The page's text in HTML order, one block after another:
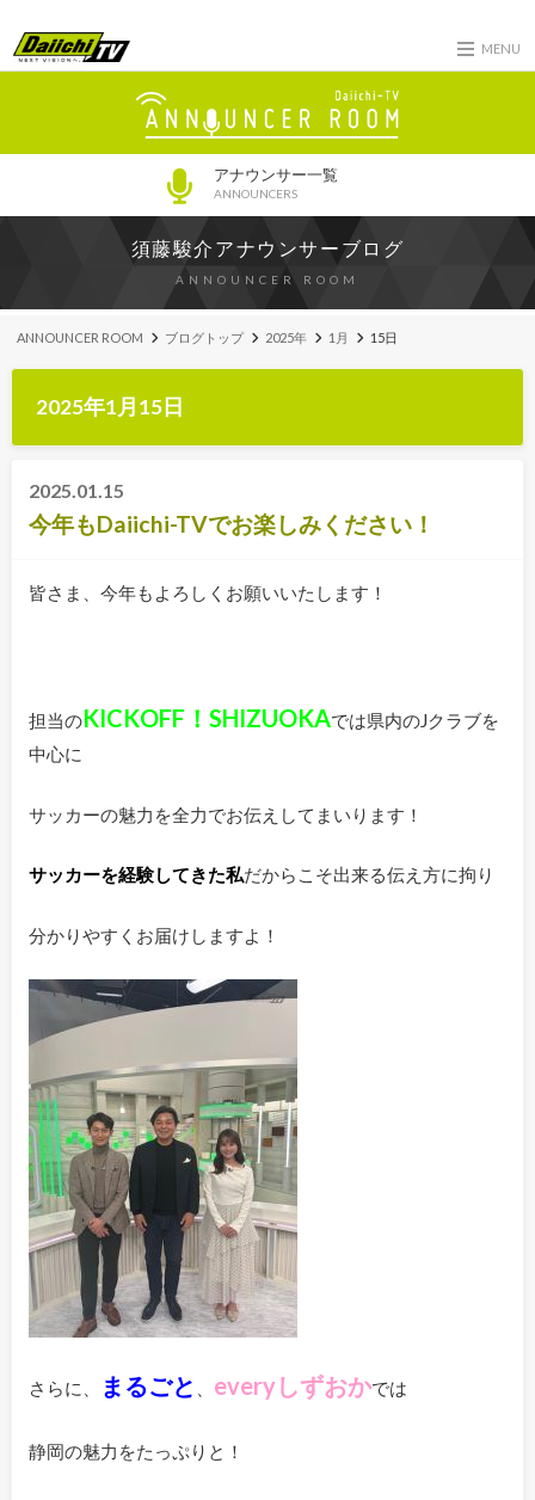
MENU
アナウンサー一覧
ANNOUNCERS
須藤駿介アナウンサーブログ
ANNOUNCER ROOM
ANNOUNCER ROOM ブログトップ 2025年 1月 15日
2025年1月15日
2025.01.15
今年もDaiichi-TVでお楽しみください！
皆さま、今年もよろしくお願いいたします！
担当のKICKOFF！SHIZUOKAでは県内のJクラブを
中心に
サッカーの魅力を全力でお伝えしてまいります！
サッカーを経験してきた私だからこそ出来る伝え方に拘り
分かりやすくお届けしますよ！
さらに、 まるごと everyしずおかでは
静岡の魅力をたっぷりと！